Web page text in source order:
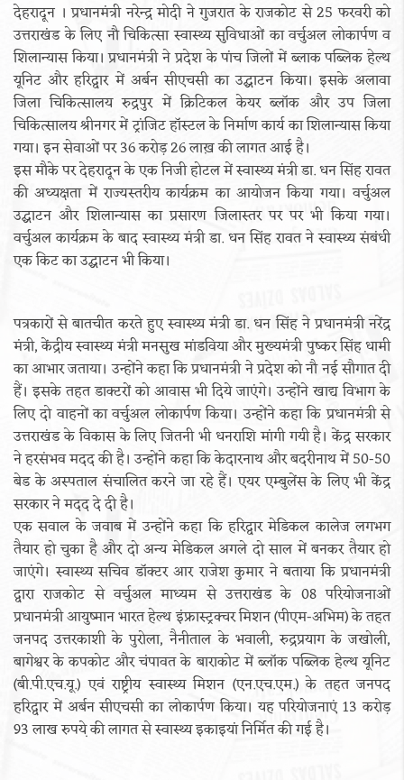
देहरादून । प्रधानमंत्री नरेन्द्र मोदी ने गुजरात के राजकोट से 25 फरवरी को
उत्तराखंड के लिए नौ चिकित्सा स्वास्थ्य सुविधाओं का वर्चुअल लोकार्पण व
शिलान्यास किया। प्रधानमंत्री ने प्रदेश के पांच जिलों में ब्लाक पब्लिक हेल्थ
यूनिट और हरिद्वार में अर्बन सीएचसी का उद्घाटन किया। इसके अलावा
जिला चिकित्सालय रुद्रपुर में क्रिटिकल केयर ब्लॉक और उप जिला
चिकित्सालय श्रीनगर में ट्रांजिट हॉस्टल के निर्माण कार्य का शिलान्यास किया
गया। इन सेवाओं पर 36 करोड़ 26 लाख़ की लागत आई है।
इस मौके पर देहरादून के एक निजी होटल में स्वास्थ्य मंत्री डा. धन सिंह रावत
की अध्यक्षता में राज्यस्तरीय कार्यक्रम का आयोजन किया गया। वर्चुअल
उद्घाटन और शिलान्यास का प्रसारण जिलास्तर पर पर भी किया गया।
वर्चुअल कार्यक्रम के बाद स्वास्थ्य मंत्री डा. धन सिंह रावत ने स्वास्थ्य संबंधी
एक किट का उद्घाटन भी किया।
पत्रकारों से बातचीत करते हुए स्वास्थ्य मंत्री डा. धन सिंह ने प्रधानमंत्री नरेंद्र
मंत्री, केंद्रीय स्वास्थ्य मंत्री मनसुख मांडविया और मुख्यमंत्री पुष्कर सिंह धामी
का आभार जताया। उन्होंने कहा कि प्रधानमंत्री ने प्रदेश को नौ नई सौगात दी
हैं। इसके तहत डाक्टरों को आवास भी दिये जाएंगे। उन्होंने खाद्य विभाग के
लिए दो वाहनों का वर्चुअल लोकार्पण किया। उन्होंने कहा कि प्रधानमंत्री से
उत्तराखंड के विकास के लिए जितनी भी धनराशि मांगी गयी है। केंद्र सरकार
ने हरसंभव मदद की है। उन्होंने कहा कि केदारनाथ और बदरीनाथ में 50-50
बेड के अस्पताल संचालित करने जा रहे हैं। एयर एम्बुलेंस के लिए भी केंद्र
सरकार ने मदद दे दी है।
एक सवाल के जवाब में उन्होंने कहा कि हरिद्वार मेडिकल कालेज लगभग
तैयार हो चुका है और दो अन्य मेडिकल अगले दो साल में बनकर तैयार हो
जाएंगे। स्वास्थ्य सचिव डॉक्टर आर राजेश कुमार ने बताया कि प्रधानमंत्री
द्वारा राजकोट से वर्चुअल माध्यम से उत्तराखंड के 08 परियोजनाओं
प्रधानमंत्री आयुष्मान भारत हेल्थ इंफ्रास्ट्रक्चर मिशन (पीएम-अभिम) के तहत
जनपद उत्तरकाशी के पुरोला, नैनीताल के भवाली, रुद्रप्रयाग के जखोली,
बागेश्वर के कपकोट और चंपावत के बाराकोट में ब्लॉक पब्लिक हेल्थ यूनिट
(बी.पी.एच.यू.) एवं राष्ट्रीय स्वास्थ्य मिशन (एन.एच.एम.) के तहत जनपद
हरिद्वार में अर्बन सीएचसी का लोकार्पण किया। यह परियोजनाएं 13 करोड़
93 लाख रुपये़ की लागत से स्वास्थ्य इकाइयां निर्मित की गई है।